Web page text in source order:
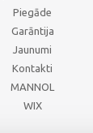
Piegāde
Garāntija
Jaunumi
Kontakti
MANNOL
WIX